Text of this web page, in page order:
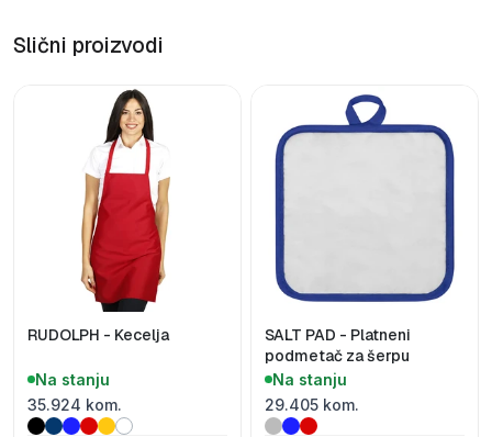
Slični proizvodi
RUDOLPH - Kecelja
Na stanju
35.924 kom.
SALT PAD - Platneni
podmetač za šerpu
Na stanju
29.405 kom.